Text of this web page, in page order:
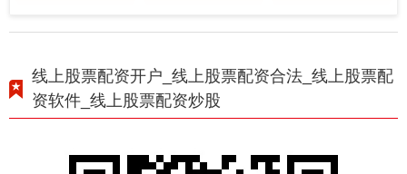
线上股票配资开户_线上股票配资合法_线上股票配
资软件_线上股票配资炒股